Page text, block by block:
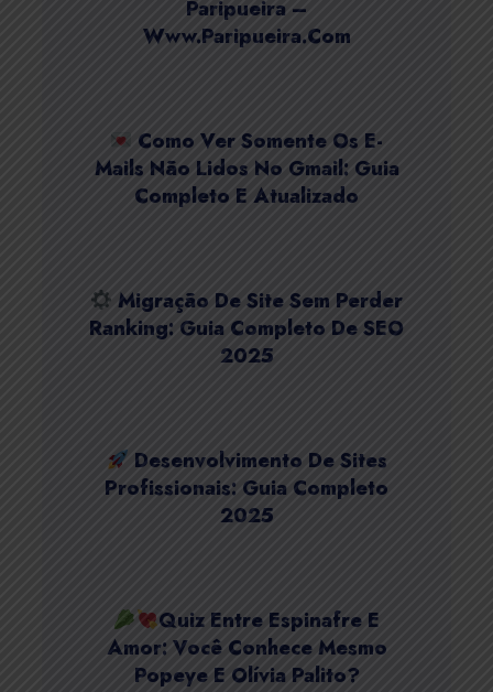
Paripueira –
Www.paripueira.com
Como Ver Somente Os E-
Mails Não Lidos No Gmail: Guia
Completo E Atualizado
Migração De Site Sem Perder
Ranking: Guia Completo De SEO
2025
Desenvolvimento De Sites
Profissionais: Guia Completo
2025
Quiz Entre Espinafre E
Amor: Você Conhece Mesmo
Popeye E Olívia Palito?